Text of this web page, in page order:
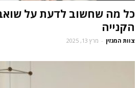
כל מה שחשוב לדעת על שואב
הקנייה
צוות המגזין - מרץ 13, 2025